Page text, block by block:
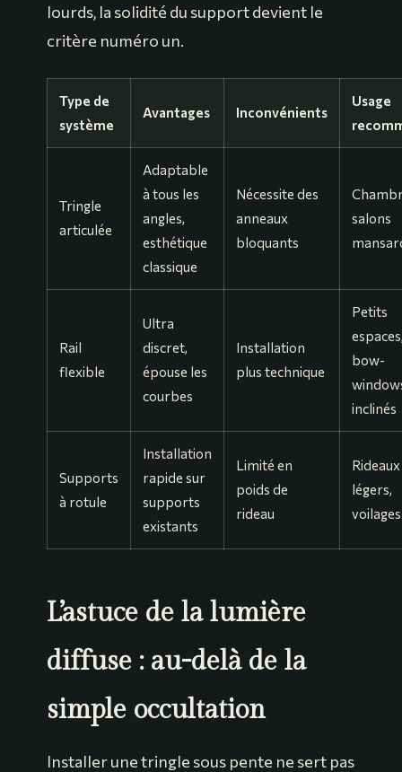
lourds, la solidité du support devient le
critère numéro un.
Type de
système
Avantages Inconvénients
Usage
Tringle
articulée
Adaptable
à tous les
angles,
esthétique
classique
Nécessite des
anneaux
bloquants
salons
Rail
flexible
Ultra
discret,
épouse les
courbes
Installation
plus technique
Petits
bow-
inclinés
Supports
à rotule
Installation
rapide sur
supports
existants
Limité en
poids de
rideau
Rideaux
légers,
voilages
L’astuce de la lumière
diffuse : au-delà de la
simple occultation
Installer une tringle sous pente ne sert pas